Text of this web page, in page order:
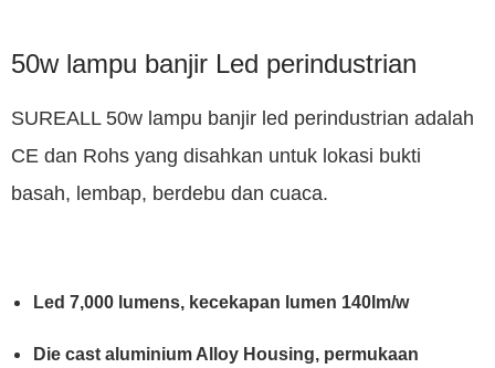
50w lampu banjir Led perindustrian
SUREALL 50w lampu banjir led perindustrian adalah
CE dan Rohs yang disahkan untuk lokasi bukti
basah, lembap, berdebu dan cuaca.
Led 7,000 lumens, kecekapan lumen 140lm/w
Die cast aluminium Alloy Housing, permukaan